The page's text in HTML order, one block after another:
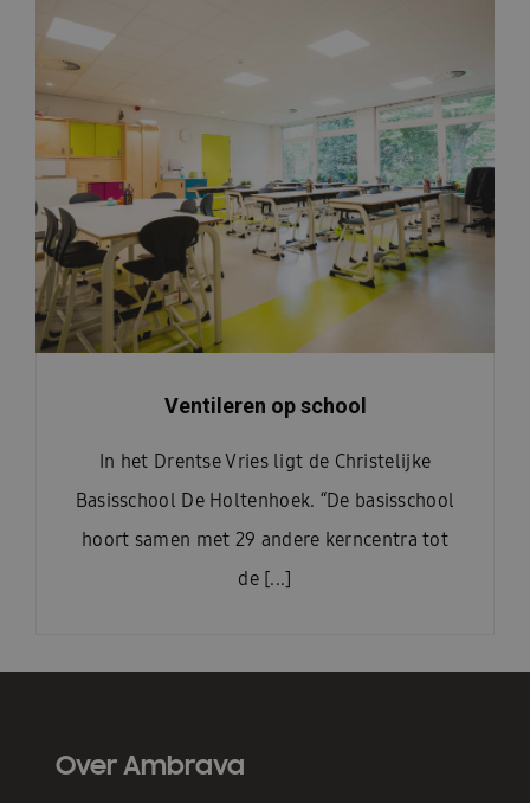
Ventileren op school
In het Drentse Vries ligt de Christelijke
Basisschool De Holtenhoek. “De basisschool
hoort samen met 29 andere kerncentra tot
de [...]
Over Ambrava